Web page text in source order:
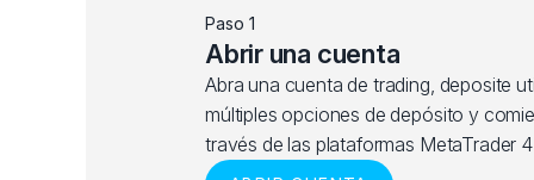
Paso 1
Abrir una cuenta
Abra una cuenta de trading, deposite
múltiples opciones de depósito y
través de las plataformas MetaTrader